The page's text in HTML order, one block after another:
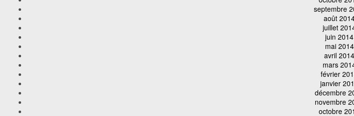
septembre
août
juillet
juin 2014
mai 2014
avril 2014
mars
février
janvier
décembre
novembre
octobre